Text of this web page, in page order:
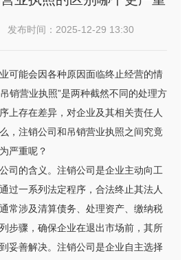
布时间：2025-12-29 13:30
可能会因各种原因面临终止经营的情
销营业执照”是两种截然不同的处理方
上存在差异，对企业及其相关责任人
，注销公司和吊销营业执照之间究竟
严重呢？
司的含义。注销公司是企业主动向工
过一系列法定程序，合法终止其法人
常涉及清算债务、处理资产、缴纳税
步骤，确保企业在退出市场前，其所
妥善解决。注销公司是企业自主选择